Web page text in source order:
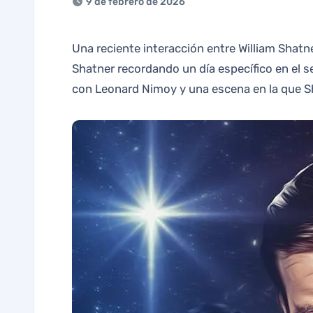
Una reciente interacción entre William Shatner y un fan ha generado interés en el mundo de ‘Star Trek’. Michael, un admirador de la serie, escribió a
Shatner recordando un día específico en el
con Leonard Nimoy y una escena en la que